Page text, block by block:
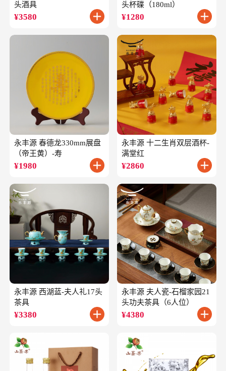
头酒具
¥3580
头杯碟（180ml）
¥1280
永丰源 春德龙330mm展盘
（帝王黄）-寿
¥1980
永丰源 十二生肖双层酒杯-
满堂红
¥2860
永丰源 西湖蓝-夫人礼17头
茶具
¥3380
永丰源 夫人瓷-石榴家园21
头功夫茶具（6人位）
¥4380